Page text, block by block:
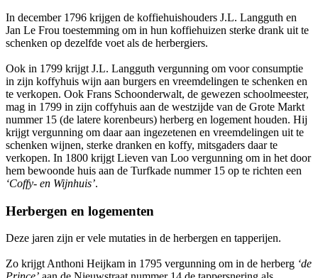
In december 1796 krijgen de koffiehuishouders J.L. Langguth en
Jan Le Frou toestemming om in hun koffiehuizen sterke drank uit te
schenken op dezelfde voet als de herbergiers.
Ook in 1799 krijgt J.L. Langguth vergunning om voor consumptie
in zijn koffyhuis wijn aan burgers en vreemdelingen te schenken en
te verkopen. Ook Frans Schoonderwalt, de gewezen schoolmeester,
mag in 1799 in zijn coffyhuis aan de westzijde van de Grote Markt
nummer 15 (de latere korenbeurs) herberg en logement houden. Hij
krijgt vergunning om daar aan ingezetenen en vreemdelingen uit te
schenken wijnen, sterke dranken en koffy, mitsgaders daar te
verkopen. In 1800 krijgt Lieven van Loo vergunning om in het door
hem bewoonde huis aan de Turfkade nummer 15 op te richten een
‘Coffy- en Wijnhuis’.
Herbergen en logementen
Deze jaren zijn er vele mutaties in de herbergen en tapperijen.
Zo krijgt Anthoni Heijkam in 1795 vergunning om in de herberg ‘de